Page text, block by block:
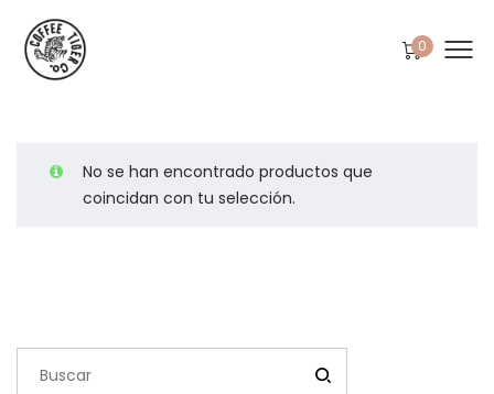
0
No se han encontrado productos que
coincidan con tu selección.